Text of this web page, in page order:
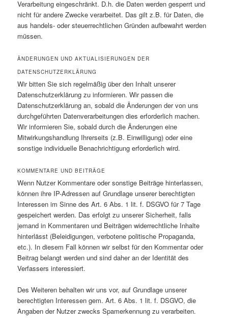
Verarbeitung eingeschränkt. D.h. die Daten werden gesperrt und
nicht für andere Zwecke verarbeitet. Das gilt z.B. für Daten, die
aus handels- oder steuerrechtlichen Gründen aufbewahrt werden
müssen.
ÄNDERUNGEN UND AKTUALISIERUNGEN DER
DATENSCHUTZERKLÄRUNG
Wir bitten Sie sich regelmäßig über den Inhalt unserer
Datenschutzerklärung zu informieren. Wir passen die
Datenschutzerklärung an, sobald die Änderungen der von uns
durchgeführten Datenverarbeitungen dies erforderlich machen.
Wir informieren Sie, sobald durch die Änderungen eine
Mitwirkungshandlung Ihrerseits (z.B. Einwilligung) oder eine
sonstige individuelle Benachrichtigung erforderlich wird.
KOMMENTARE UND BEITRÄGE
Wenn Nutzer Kommentare oder sonstige Beiträge hinterlassen,
können ihre IP-Adressen auf Grundlage unserer berechtigten
Interessen im Sinne des Art. 6 Abs. 1 lit. f. DSGVO für 7 Tage
gespeichert werden. Das erfolgt zu unserer Sicherheit, falls
jemand in Kommentaren und Beiträgen widerrechtliche Inhalte
hinterlässt (Beleidigungen, verbotene politische Propaganda,
etc.). In diesem Fall können wir selbst für den Kommentar oder
Beitrag belangt werden und sind daher an der Identität des
Verfassers interessiert.
Des Weiteren behalten wir uns vor, auf Grundlage unserer
berechtigten Interessen gem. Art. 6 Abs. 1 lit. f. DSGVO, die
Angaben der Nutzer zwecks Spamerkennung zu verarbeiten.